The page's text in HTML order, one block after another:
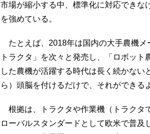
市場が縮小する中、標準化に対応できな
を強めている。
たとえば、2018年は国内の大手農機メ
トラクタ」を次々と発売し、「ロボッ
した農機が活躍する時代は長く続かな
ら）頭脳を付けるだけで、それができる
根拠は、トラクタや作業機（トラクタ
ローバルスタンダードとして欧米で普及